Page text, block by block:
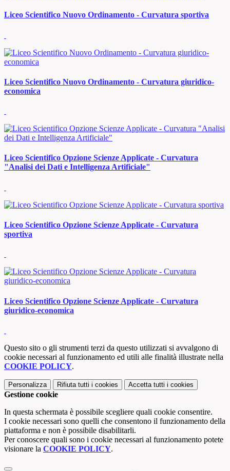
Liceo Scientifico Nuovo Ordinamento - Curvatura sportiva
Liceo Scientifico Nuovo Ordinamento - Curvatura giuridico-
economica
Liceo Scientifico Opzione Scienze Applicate - Curvatura
"Analisi dei Dati e Intelligenza Artificiale"
Liceo Scientifico Opzione Scienze Applicate - Curvatura
sportiva
Liceo Scientifico Opzione Scienze Applicate - Curvatura
giuridico-economica
Questo sito o gli strumenti terzi da questo utilizzati si avvalgono di
cookie necessari al funzionamento ed utili alle finalità illustrate nella
COOKIE POLICY.
Personalizza Rifiuta tutti i cookies Accetta tutti i cookies
Gestione cookie
In questa schermata è possibile scegliere quali cookie consentire.
I cookie necessari sono quelli che consentono il funzionamento della
piattaforma e non è possibile disabilitarli.
Per conoscere quali sono i cookie necessari al funzionamento potete
visionare la COOKIE POLICY.